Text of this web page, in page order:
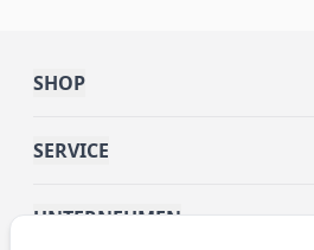
SHOP
SERVICE
UNTERNEHMEN